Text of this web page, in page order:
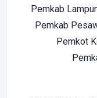
Pemkab
Pemkab
Pemkot